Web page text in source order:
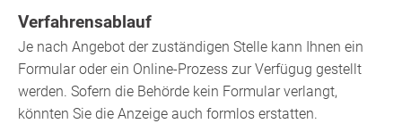
Verfahrensablauf
Je nach Angebot der zuständigen Stelle kann Ihnen ein
Formular oder ein Online-Prozess zur Verfügug gestellt
werden. Sofern die Behörde kein Formular verlangt,
könnten Sie die Anzeige auch formlos erstatten.